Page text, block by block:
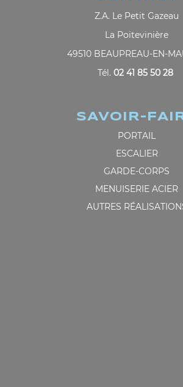
Z.A. Le Petit Gazeau
La Poitevinière
49510 BEAUPREAU-EN-
Tél. 02 41 85 50 28
SAVOIR-
PORTAIL
ESCALIER
GARDE-CORPS
MENUISERIE ACIER
AUTRES